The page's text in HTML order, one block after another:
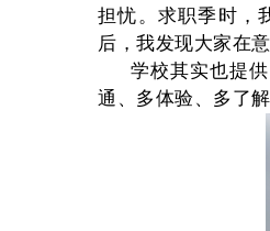
担忧。求职季时，
后，我发现大家在
学校其实也提
通、多体验、多了